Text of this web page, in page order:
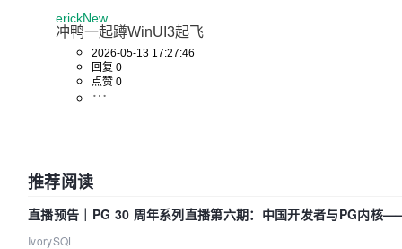
erickNew
冲鸭一起蹲WinUI3起飞
2026-05-13 17:27:46
回复 0
点赞 0
推荐阅读
直播预告｜PG 30 周年系列直播第六期：中国开发者与PG内核
吗？我们贡献了什么？
IvorySQL